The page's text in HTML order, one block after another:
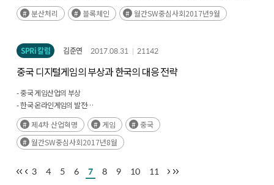
기초단체장을 뽑는 역사적 행사가 예정되었기 때문이다. (후략)
분산처리 블록체인 월간SW중심사회2017년9월
SPRi 칼럼 김준연 2017.08.31 21142
중국 디지털게임의 부상과 한국의 대응 전략
- 중국 게임산업의 부상
- 한국 온라인게임의 발전
- 중국의 도전과 4차 혁명을 넘어야하는 한국 게임
제4차 산업혁명 게임
중국
월간SW중심사회2017년8월
3 4 5 6 7 8 9 10 11